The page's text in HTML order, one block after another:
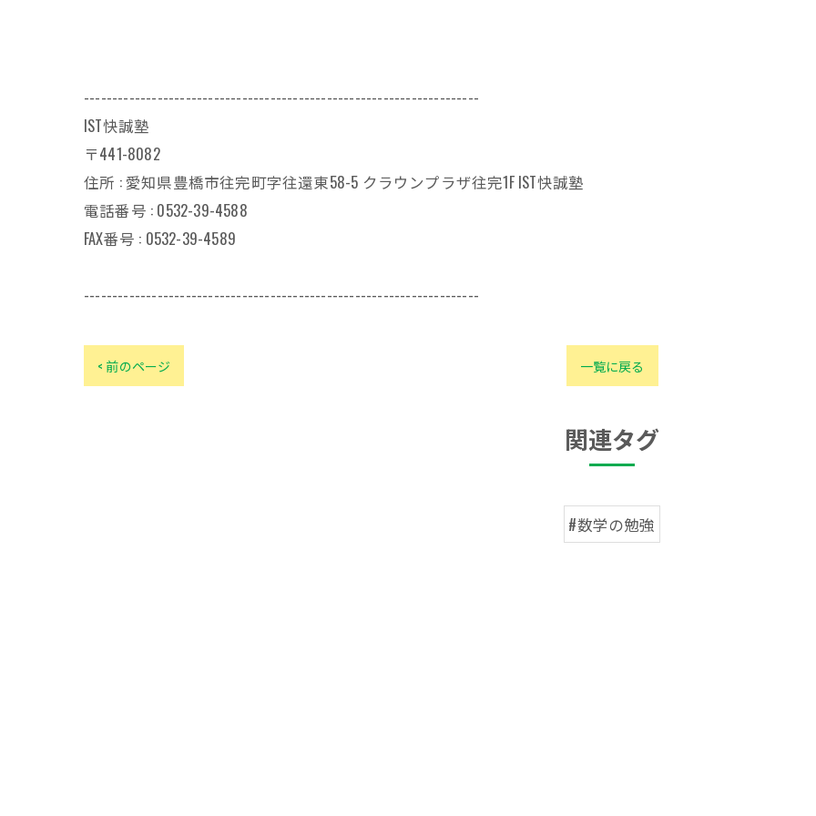
----------------------------------------------------------------------
IST快誠塾
〒441-8082
住所 : 愛知県豊橋市往完町字往還東58-5 クラウンプラザ往完1F IST快誠塾
電話番号 : 0532-39-4588
FAX番号 : 0532-39-4589
----------------------------------------------------------------------
< 前のページ 一覧に戻る
関連タグ
#数学の勉強